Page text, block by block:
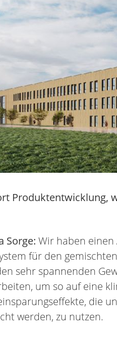
Produktentwicklung,
Sorge: Wir haben
für den
sehr spannenden
um so auf eine
die
werden, zu nutzen.